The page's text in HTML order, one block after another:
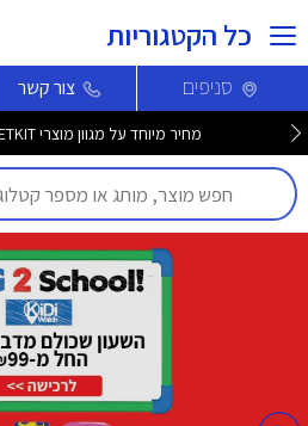
כל הקטגוריות
סניפים צור קשר
מחיר מיוחד על מגוון מוצרי PETKIT לחברי מועדון >>